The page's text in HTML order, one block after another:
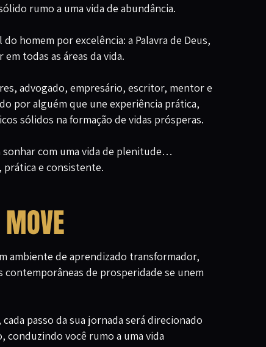
rumo a uma vida de abundância.
homem por excelência: a Palavra de Deus,
todas as áreas da vida.
advogado, empresário, escritor, mentor e
por alguém que une experiência prática,
sólidos na formação de vidas prósperas.
sonhar com uma vida de plenitude…
prática e consistente.
ambiente de aprendizado transformador,
de prosperidade se unem
passo da sua jornada será direcionado
você rumo a uma vida